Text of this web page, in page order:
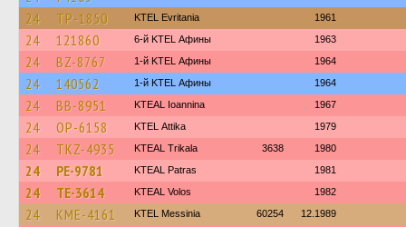
24 TP-1850 ΚΤΕL Evritania 1961
24 121860 6-й KTEL Афины 1963
24 BZ-8767 1-й KTEL Афины 1964
24 140562 1-й KTEL Афины 1964
24 BB-8951 KTEAL Ioannina 1967
24 OP-6158 KΤΕL Αttika 1979
24 TKZ-4935 KTEAL Trikala 3638 1980
24 PE-9781 KTEAL Patras 1981
24 TE-3614 KTEAL Volos 1982
24 KME-4161 KTEL Messinia 60254 12.1989